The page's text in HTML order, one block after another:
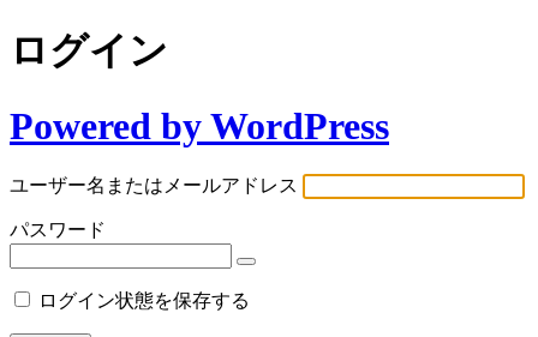
ログイン
Powered by WordPress
ユーザー名またはメールアドレス
パスワード
ログイン状態を保存する